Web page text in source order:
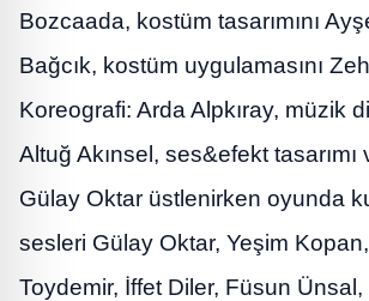
Bozcaada, kostüm tasarımını
Bağcık, kostüm uygulamasını
Koreografi: Arda Alpkıray, müzik
Altuğ Akınsel, ses&efekt tasarımı
Gülay Oktar üstlenirken oyunda
sesleri Gülay Oktar, Yeşim
Toydemir, İffet Diler, Füsun